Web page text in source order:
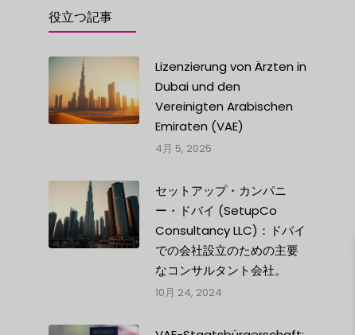
役立つ記事
Lizenzierung von Ärzten in
Dubai und den
Vereinigten Arabischen
Emiraten (VAE)
4月 5, 2025
セットアップ・カンパニ
ー・ドバイ (SetupCo
Consultancy LLC)：ドバイ
での会社設立のための主要
なコンサルタント会社。
10月 24, 2024